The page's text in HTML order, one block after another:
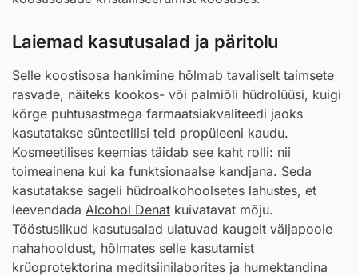
Laiemad kasutusalad ja päritolu
Selle koostisosa hankimine hõlmab tavaliselt taimsete
rasvade, näiteks kookos- või palmiõli hüdrolüüsi, kuigi
kõrge puhtusastmega farmaatsiakvaliteedi jaoks
kasutatakse sünteetilisi teid propüleeni kaudu.
Kosmeetilises keemias täidab see kaht rolli: nii
toimeainena kui ka funktsionaalse kandjana. Seda
kasutatakse sageli hüdroalkohoolsetes lahustes, et
leevendada Alcohol Denat kuivatavat mõju.
Tööstuslikud kasutusalad ulatuvad kaugelt väljapoole
nahahooldust, hõlmates selle kasutamist
krüoprotektorina meditsiinilaborites ja humektandina